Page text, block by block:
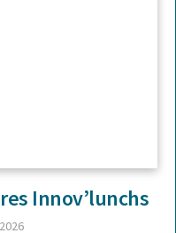
Innov’lunchs